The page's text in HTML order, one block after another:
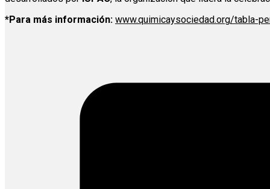
*Para más información: www.quimicaysociedad.org/tabla-